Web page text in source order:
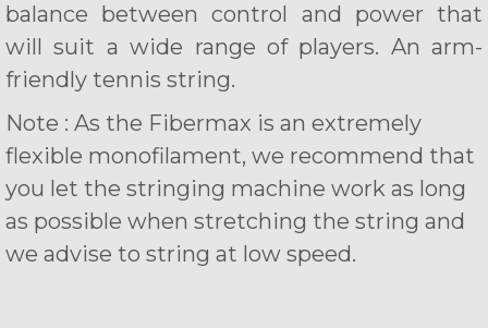
balance between control and power that
will suit a wide range of players. An arm-
friendly tennis string.
Note : As the Fibermax is an extremely
flexible monofilament, we recommend that
you let the stringing machine work as long
as possible when stretching the string and
we advise to string at low speed.